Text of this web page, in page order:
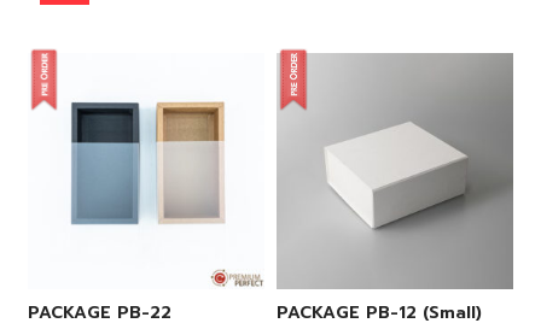
PACKAGE PB-22 PACKAGE PB-12 (Small)